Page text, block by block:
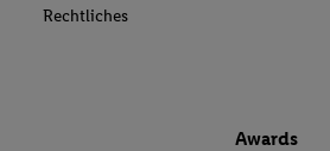
Rechtliches
Awards